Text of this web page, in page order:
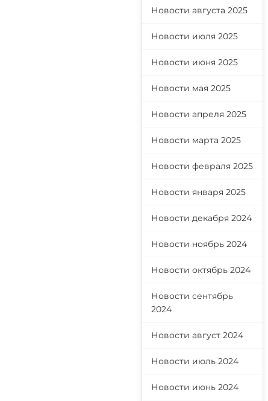
Новости августа 2025
Новости июля 2025
Новости июня 2025
Новости мая 2025
Новости апреля 2025
Новости марта 2025
Новости февраля 2025
Новости января 2025
Новости декабря 2024
Новости ноябрь 2024
Новости октябрь 2024
Новости сентябрь
2024
Новости август 2024
Новости июль 2024
Новости июнь 2024